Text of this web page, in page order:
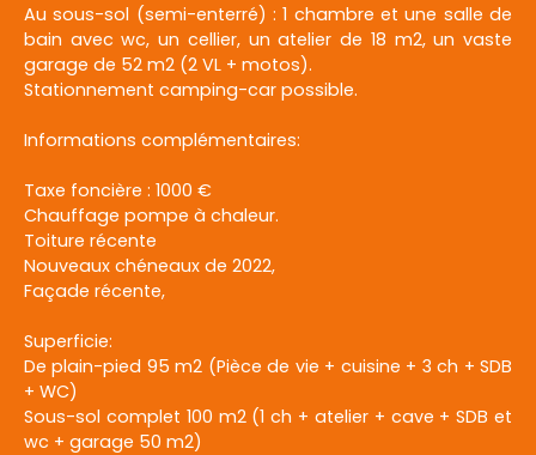
Au sous-sol (semi-enterré) : 1 chambre et une salle de
bain avec wc, un cellier, un atelier de 18 m2, un vaste
garage de 52 m2 (2 VL + motos).
Stationnement camping-car possible.
Informations complémentaires:
Taxe foncière : 1000 €
Chauffage pompe à chaleur.
Toiture récente
Nouveaux chéneaux de 2022,
Façade récente,
Superficie:
De plain-pied 95 m2 (Pièce de vie + cuisine + 3 ch + SDB
+ WC)
Sous-sol complet 100 m2 (1 ch + atelier + cave + SDB et
wc + garage 50 m2)